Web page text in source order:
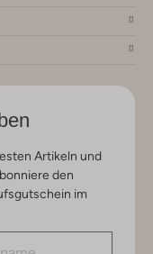
Artikeln und
den
im